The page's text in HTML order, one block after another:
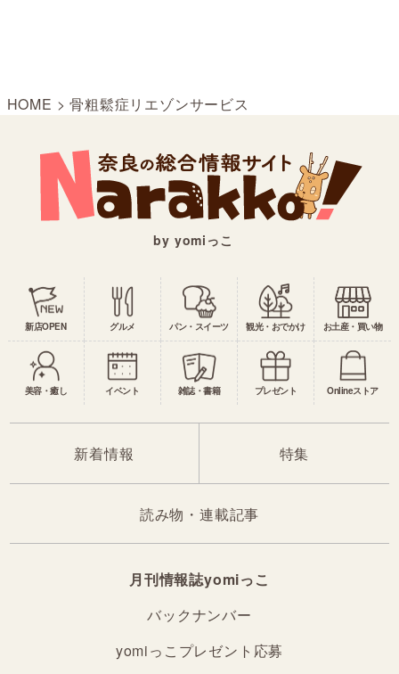
HOME >骨粗鬆症リエゾンサービス
by yomiっこ
新店OPEN グルメ パン・スイーツ 観光・おでかけ お土産・買い物
美容・癒し イベント 雑誌・書籍 プレゼント Onlineストア
新着情報 特集
読み物・連載記事
月刊情報誌yomiっこ
バックナンバー
yomiっこプレゼント応募